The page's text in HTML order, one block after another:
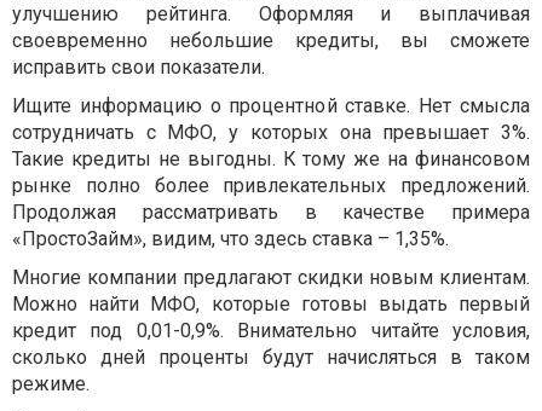
улучшению рейтинга. Оформляя и выплачивая
своевременно небольшие кредиты, вы сможете
исправить свои показатели.
Ищите информацию о процентной ставке. Нет смысла
сотрудничать с МФО, у которых она превышает 3%.
Такие кредиты не выгодны. К тому же на финансовом
рынке полно более привлекательных предложений.
Продолжая рассматривать в качестве примера
«ПростоЗайм», видим, что здесь ставка – 1,35%.
Многие компании предлагают скидки новым клиентам.
Можно найти МФО, которые готовы выдать первый
кредит под 0,01-0,9%. Внимательно читайте условия,
сколько дней проценты будут начисляться в таком
режиме.